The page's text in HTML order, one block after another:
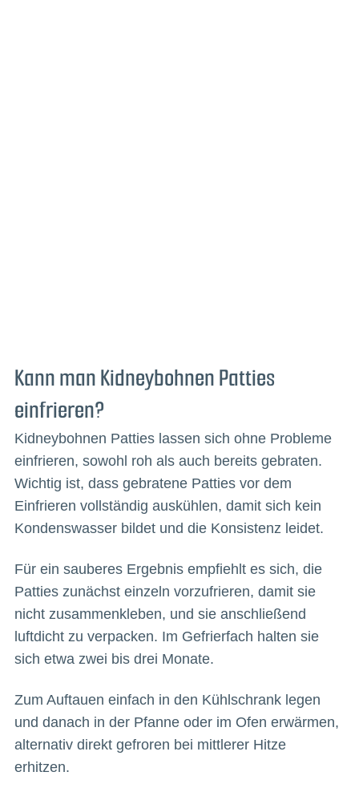
Kann man Kidneybohnen Patties
einfrieren?
Kidneybohnen Patties lassen sich ohne Probleme
einfrieren, sowohl roh als auch bereits gebraten.
Wichtig ist, dass gebratene Patties vor dem
Einfrieren vollständig auskühlen, damit sich kein
Kondenswasser bildet und die Konsistenz leidet.
Für ein sauberes Ergebnis empfiehlt es sich, die
Patties zunächst einzeln vorzufrieren, damit sie
nicht zusammenkleben, und sie anschließend
luftdicht zu verpacken. Im Gefrierfach halten sie
sich etwa zwei bis drei Monate.
Zum Auftauen einfach in den Kühlschrank legen
und danach in der Pfanne oder im Ofen erwärmen,
alternativ direkt gefroren bei mittlerer Hitze
erhitzen.